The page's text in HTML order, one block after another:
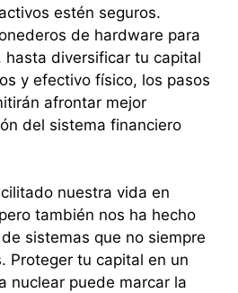
estén seguros.
de hardware para
diversificar tu capital
y efectivo físico, los pasos
afrontar mejor
del sistema financiero
nuestra vida en
también nos ha hecho
sistemas que no siempre
Proteger tu capital en un
nuclear puede marcar la